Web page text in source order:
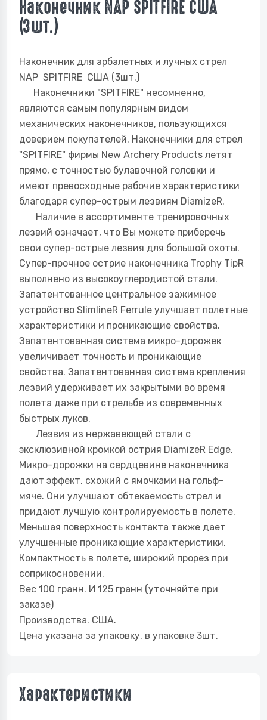
Наконечник NAP SPITFIRE США
(3шт.)
Наконечник для арбалетных и лучных стрел
NAP SPITFIRE США (3шт.)
Наконечники "SPITFIRE" несомненно,
являются самым популярным видом
механических наконечников, пользующихся
доверием покупателей. Наконечники для стрел
"SPITFIRE" фирмы New Archery Products летят
прямо, с точностью булавочной головки и
имеют превосходные рабочие характеристики
благодаря супер-острым лезвиям DiamizeR.
Наличие в ассортименте тренировочных
лезвий означает, что Вы можете приберечь
свои супер-острые лезвия для большой охоты.
Супер-прочное острие наконечника Trophy TipR
выполнено из высокоуглеродистой стали.
Запатентованное центральное зажимное
устройство SlimlineR Ferrule улучшает полетные
характеристики и проникающие свойства.
Запатентованная система микро-дорожек
увеличивает точность и проникающие
свойства. Запатентованная система крепления
лезвий удерживает их закрытыми во время
полета даже при стрельбе из современных
быстрых луков.
Лезвия из нержавеющей стали с
эксклюзивной кромкой острия DiamizeR Edge.
Микро-дорожки на сердцевине наконечника
дают эффект, схожий с ямочками на гольф-
мяче. Они улучшают обтекаемость стрел и
придают лучшую контролируемость в полете.
Меньшая поверхность контакта также дает
улучшенные проникающие характеристики.
Компактность в полете, широкий прорез при
соприкосновении.
Вес 100 гранн. И 125 гранн (уточняйте при
заказе)
Производства. США.
Цена указана за упаковку, в упаковке 3шт.
Характеристики